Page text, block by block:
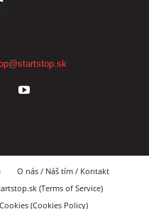
O nás / Náš tím / Kontakt
(Terms of Service)
(Cookies Policy)